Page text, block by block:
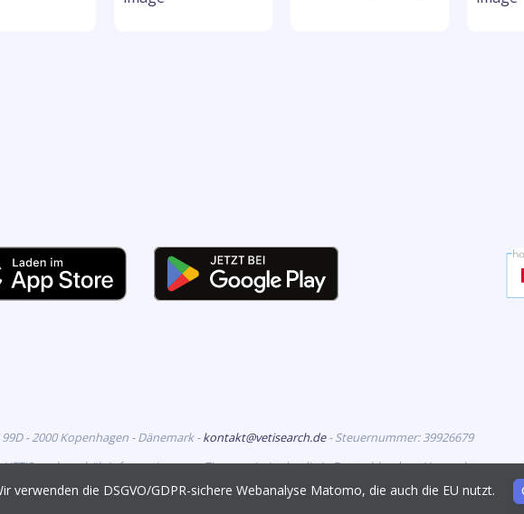
99D - 2000 Kopenhagen - Dänemark -kontakt@vetisearch.de- Steuernummer: 39926679
enthält Informationen zu Tierarzneimitteln, die in Deutschland zur Vermarktung
richtet sich an tiermedizinische Fachkreise.
verwenden die DSGVO/GDPR-sichere Webanalyse Matomo, die auch die EU nutzt.